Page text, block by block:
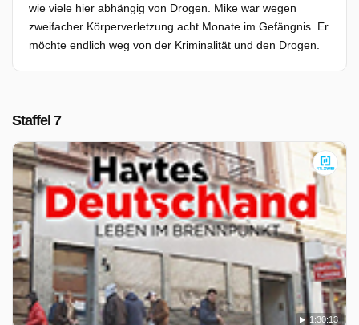
wie viele hier abhängig von Drogen. Mike war wegen
zweifacher Körperverletzung acht Monate im Gefängnis. Er
möchte endlich weg von der Kriminalität und den Drogen.
Staffel 7
1:30:13